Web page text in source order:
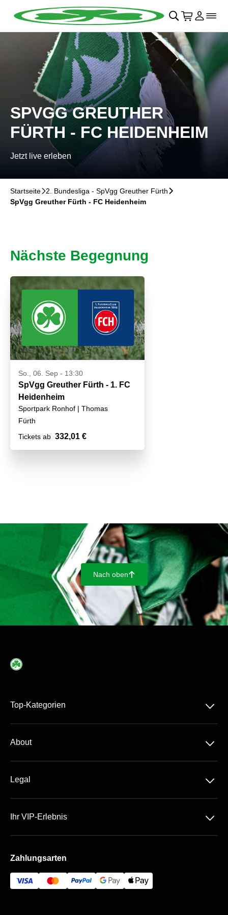
Navigation überspringen􀄫
􀊫 􀍩 Login
􀉩􀌇
SPVGG GREUTHER
FÜRTH - FC HEIDENHEIM
Jetzt live erleben
Startseite􀆊2. Bundesliga - SpVgg Greuther Fürth􀆊
SpVgg Greuther Fürth - FC Heidenheim
Nächste Begegnung
So., 06. Sep - 13:30
SpVgg Greuther Fürth - 1. FC
Heidenheim
Sportpark Ronhof | Thomas
Sommer
Fürth
Tickets ab 332,01 €
Nach oben􀄨
Top-Kategorien 􀆈
About
􀆈
Häufige Fragen
Legal 􀆈
Ihr VIP-Erlebnis 􀆈
Zahlungsarten